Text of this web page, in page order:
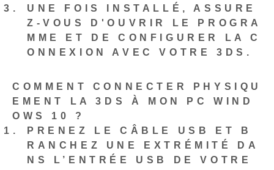
UNE FOIS INSTALLÉ, ASSURE
Z-VOUS D'OUVRIR LE PROGRA
MME ET DE CONFIGURER LA C
ONNEXION AVEC VOTRE 3DS.
COMMENT CONNECTER PHYSIQU
EMENT LA 3DS À MON PC WIND
OWS 10 ?
PRENEZ LE CÂBLE USB ET B
RANCHEZ UNE EXTRÉMITÉ DA
NS L’ENTRÉE USB DE VOTRE